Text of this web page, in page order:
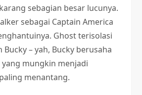
sebagian besar lucunya.
sebagai Captain America
Ghost terisolasi
Bucky – yah, Bucky berusaha
mungkin menjadi
menantang.